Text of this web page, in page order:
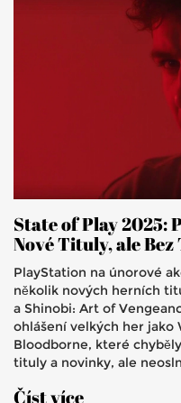
State of Play 2025:
Nové Tituly, ale
PlayStation na únorové
několik nových herních
a Shinobi: Art of
ohlášení velkých her jako
Bloodborne, které
tituly a novinky, ale
Číst více